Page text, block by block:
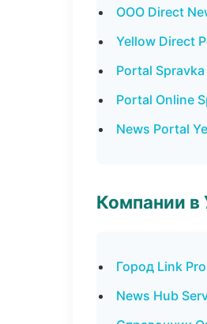
ООО Direct
Yellow Direct
Portal
Portal Online
News Portal
Компании в
Город Link
News Hub